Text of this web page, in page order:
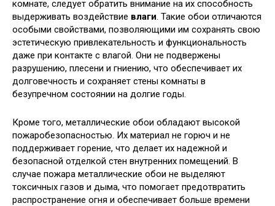
комнате, следует обратить внимание на их способность
выдерживать воздействие влаги. Такие обои отличаются
особыми свойствами, позволяющими им сохранять свою
эстетическую привлекательность и функциональность
даже при контакте с влагой. Они не подвержены
разрушению, плесени и гниению, что обеспечивает их
долговечность и сохраняет стены комнаты в
безупречном состоянии на долгие годы.
Кроме того, металлические обои обладают высокой
пожаробезопасностью. Их материал не горюч и не
поддерживает горение, что делает их надежной и
безопасной отделкой стен внутренних помещений. В
случае пожара металлические обои не выделяют
токсичных газов и дыма, что помогает предотвратить
распространение огня и обеспечивает больше времени